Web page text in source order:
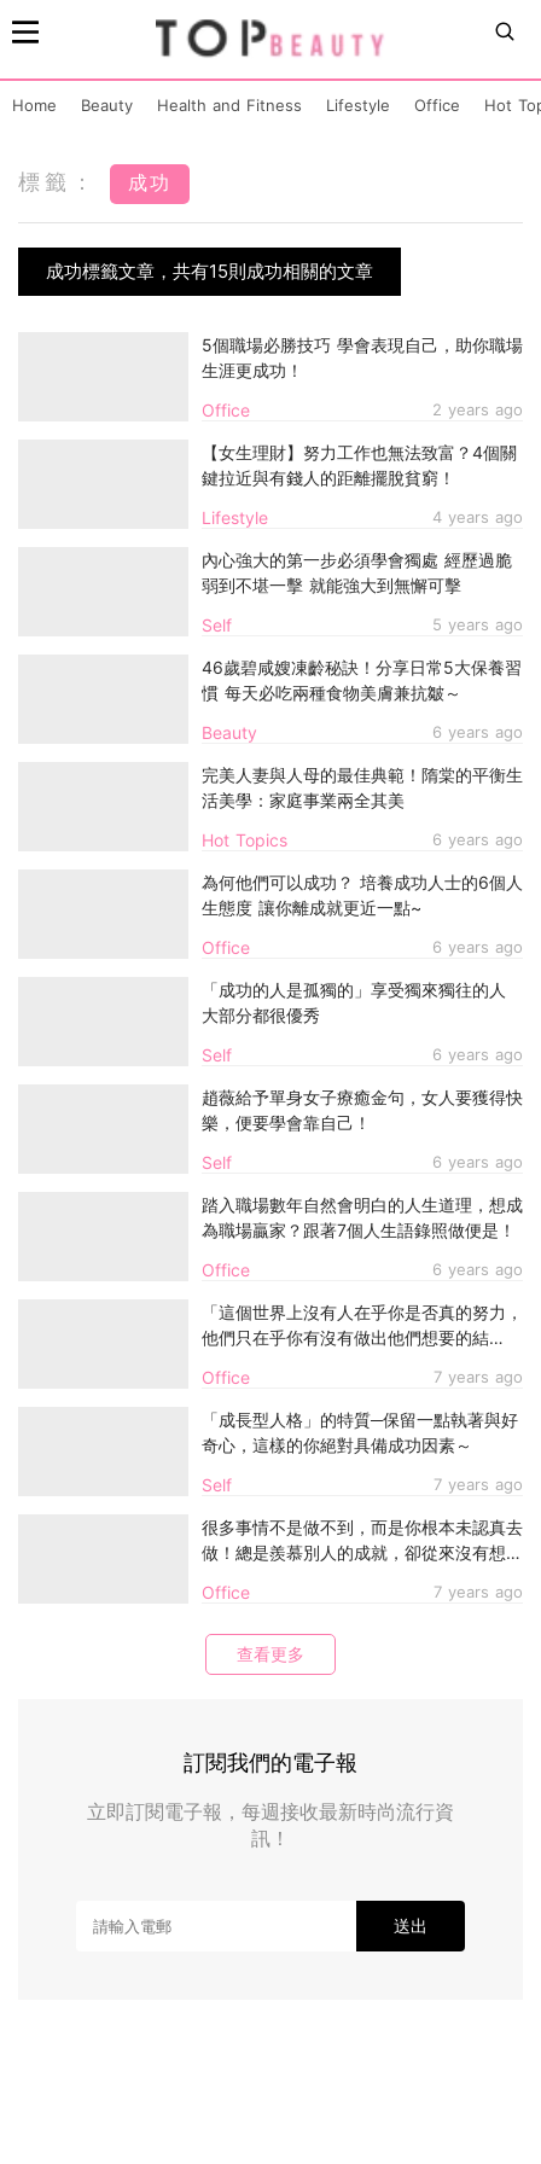
Home Beauty Health and Fitness Lifestyle Office Hot
標籤： 成功
成功標籤文章，共有15則成功相關的文章
Office 2 years ago
5個職場必勝技巧 學會表現自己，助你職場
生涯更成功！
Lifestyle 4 years ago
【女生理財】努力工作也無法致富？4個關
鍵拉近與有錢人的距離擺脫貧窮！
Self 5 years ago
內心強大的第一步必須學會獨處 經歷過脆
弱到不堪一擊 就能強大到無懈可擊
Beauty 6 years ago
46歲碧咸嫂凍齡秘訣！分享日常5大保養習
慣 每天必吃兩種食物美膚兼抗皺～
Hot Topics 6 years ago
完美人妻與人母的最佳典範！隋棠的平衡生
活美學：家庭事業兩全其美
Office 6 years ago
為何他們可以成功？ 培養成功人士的6個人
生態度 讓你離成就更近一點~
Self 6 years ago
「成功的人是孤獨的」享受獨來獨往的人
大部分都很優秀
Self 6 years ago
趙薇給予單身女子療癒金句，女人要獲得快
樂，便要學會靠自己！
Office 6 years ago
踏入職場數年自然會明白的人生道理，想成
為職場贏家？跟著7個人生語錄照做便是！
Office 7 years ago
「這個世界上沒有人在乎你是否真的努力，
他們只在乎你有沒有做出他們想要的結
思想
Self 7 years ago
「成長型人格」的特質─保留一點執著與好
奇心，這樣的你絕對具備成功因素～
Office 7 years ago
很多事情不是做不到，而是你根本未認真去
做！總是羨慕別人的成就，卻從來沒有想過
查看更多
訂閱我們的電子報
立即訂閱電子報，每週接收最新時尚流行資
訊！
送出